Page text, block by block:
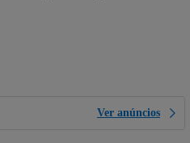
Ver anúncios